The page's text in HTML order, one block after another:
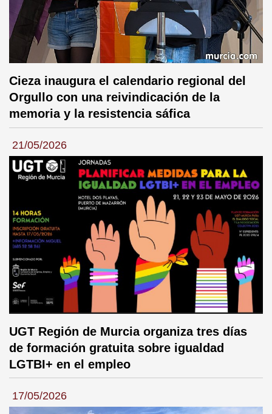
Cieza inaugura el calendario regional del
Orgullo con una reivindicación de la
memoria y la resistencia sáfica
21/05/2026
UGT Región de Murcia organiza tres días
de formación gratuita sobre igualdad
LGTBI+ en el empleo
17/05/2026